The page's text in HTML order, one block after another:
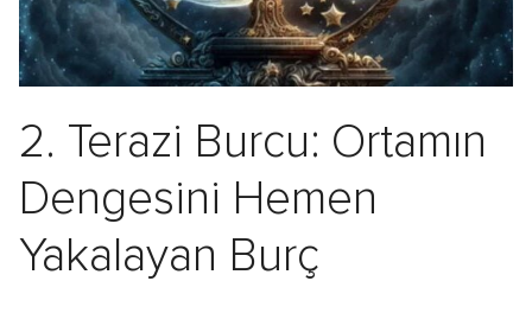
2. Terazi Burcu: Ortamın
Dengesini Hemen
Yakalayan Burç